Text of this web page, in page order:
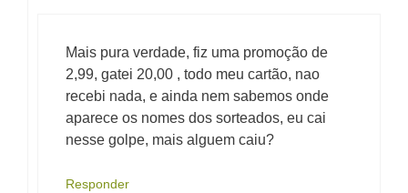
Mais pura verdade, fiz uma promoção de
2,99, gatei 20,00 , todo meu cartão, nao
recebi nada, e ainda nem sabemos onde
aparece os nomes dos sorteados, eu cai
nesse golpe, mais alguem caiu?
Responder